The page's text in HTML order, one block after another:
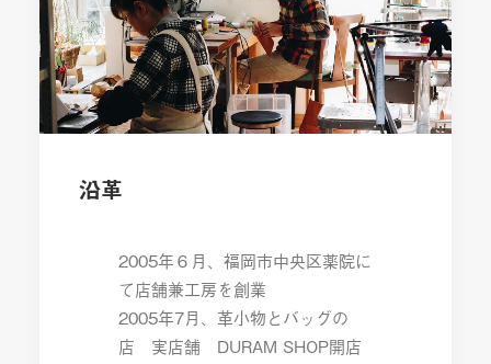
会社概要
ドゥラムの会社概要です。
工房の住所や連絡先など。
沿革
2005年６月、福岡市中央区薬院に
て店舗兼工房を創業
2005年7月、革小物とバッグの
店 実店舗 DURAM SHOP開店